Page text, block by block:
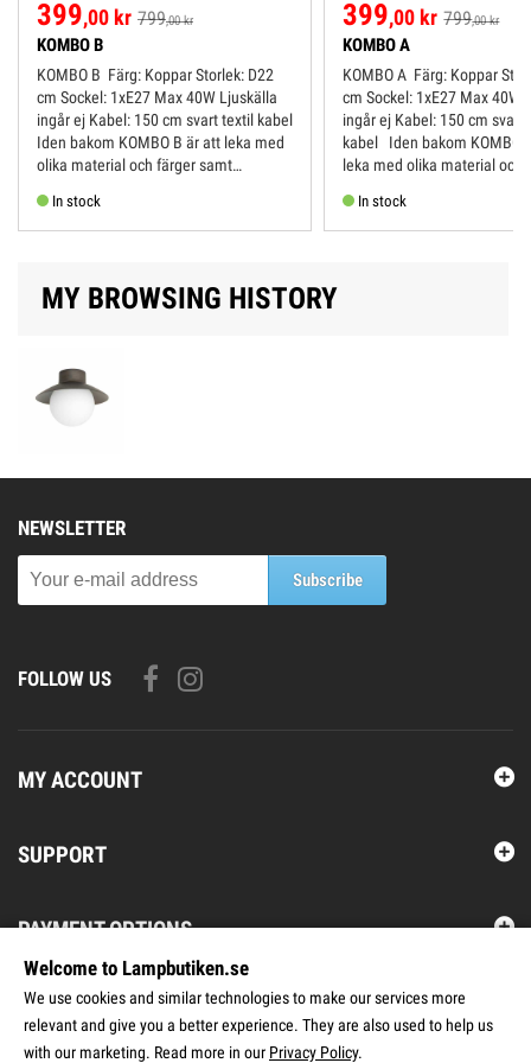
KOMBO B
399,00 kr 799,00 kr
KOMBO B Färg: Koppar Storlek: D22
cm Sockel: 1xE27 Max 40W Ljuskälla
ingår ej Kabel: 150 cm svart textil kabel
Iden bakom KOMBO B är att leka med
olika material och färger samt
In stock
KOMBO A
399,00 kr 799,00 kr
KOMBO A Färg: Koppar Storlek: D26
cm Sockel: 1xE27 Max 40W Ljuskälla
ingår ej Kabel: 150 cm svart textil
kabel Iden bakom KOMBO A är att
leka med olika material och
In stock
MY BROWSING HISTORY
Welcome to Lampbutiken.se
We use cookies and similar technologies to make our services more
relevant and give you a better experience. They are also used to help us
with our marketing. Read more in our Privacy Policy.
NEWSLETTER
Subscribe
FOLLOW US
MY ACCOUNT
SUPPORT
PAYMENT OPTIONS
CONTACT US